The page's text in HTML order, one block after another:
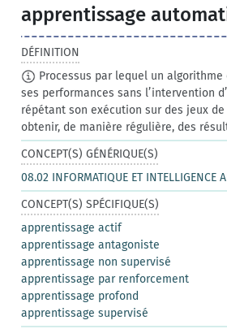
apprentissage
DÉFINITION
Processus par lequel un
ses performances sans l’intervention
répétant son exécution sur des jeux de
obtenir, de manière régulière, des
CONCEPT(S) GÉNÉRIQUE(S)
08.02 INFORMATIQUE ET INTELLIGENCE
CONCEPT(S) SPÉCIFIQUE(S)
apprentissage actif
apprentissage antagoniste
apprentissage non supervisé
apprentissage par renforcement
apprentissage profond
apprentissage supervisé